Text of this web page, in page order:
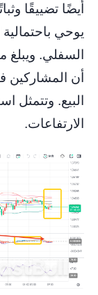
أيضًا تضييقًا
يوحي
أن
البيع. وتتمثل
الارتفاعات.